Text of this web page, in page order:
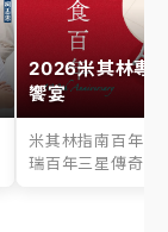
2026米其林專
饗宴
米其林指南百年之
瑞百年三星傳奇、